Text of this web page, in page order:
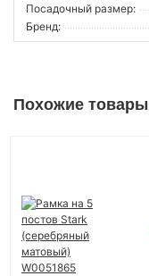
Посадочный размер:
Бренд:
Похожие товары